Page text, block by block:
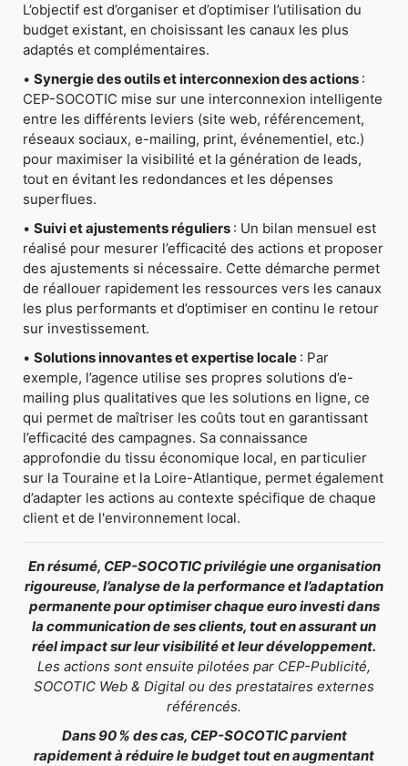
L’objectif est d’organiser et d’optimiser l’utilisation du
budget existant, en choisissant les canaux les plus
adaptés et complémentaires.
• Synergie des outils et interconnexion des actions :
CEP-SOCOTIC mise sur une interconnexion intelligente
entre les différents leviers (site web, référencement,
réseaux sociaux, e-mailing, print, événementiel, etc.)
pour maximiser la visibilité et la génération de leads,
tout en évitant les redondances et les dépenses
superflues.
• Suivi et ajustements réguliers : Un bilan mensuel est
réalisé pour mesurer l’efficacité des actions et proposer
des ajustements si nécessaire. Cette démarche permet
de réallouer rapidement les ressources vers les canaux
les plus performants et d’optimiser en continu le retour
sur investissement.
• Solutions innovantes et expertise locale : Par
exemple, l’agence utilise ses propres solutions d’e-
mailing plus qualitatives que les solutions en ligne, ce
qui permet de maîtriser les coûts tout en garantissant
l’efficacité des campagnes. Sa connaissance
approfondie du tissu économique local, en particulier
sur la Touraine et la Loire-Atlantique, permet également
d’adapter les actions au contexte spécifique de chaque
client et de l'environnement local.
En résumé, CEP-SOCOTIC privilégie une organisation
rigoureuse, l’analyse de la performance et l’adaptation
permanente pour optimiser chaque euro investi dans
la communication de ses clients, tout en assurant un
réel impact sur leur visibilité et leur développement.
Les actions sont ensuite pilotées par CEP-Publicité,
SOCOTIC Web & Digital ou des prestataires externes
référencés.
Dans 90 % des cas, CEP-SOCOTIC parvient
rapidement à réduire le budget tout en augmentant